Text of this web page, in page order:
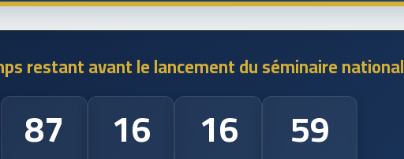
restant avant le lancement du séminaire national
87 16 16 58